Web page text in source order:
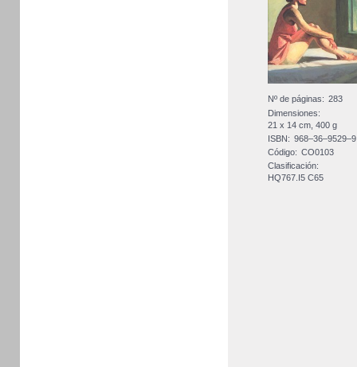
Nº de páginas: 283
Dimensiones:
21 x 14 cm, 400 g
ISBN: 968–36–9529–9
Código: CO0103
Clasificación:
HQ767.I5 C65